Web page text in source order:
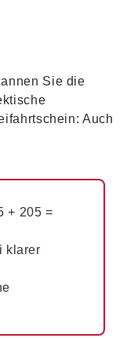
Sie die
Auch
+ 205 =
klarer